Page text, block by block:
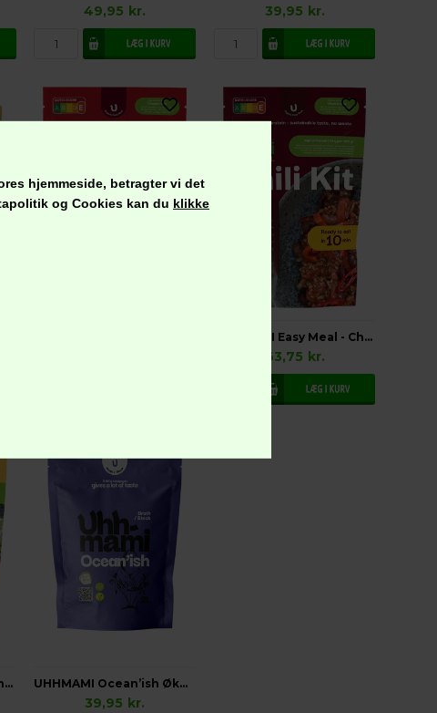
hjemmeside, betragter vi det
og Cookies kan du klikke
49,95 kr. 39,95 kr.
UHHMAMI Easy Meal - Chili Kit, Økologisk
63,75 kr.
UHHMAMI Easy Meal - Thai Kit, Økologisk UHHMAMI Ocean’ish Økologisk
39,95 kr.